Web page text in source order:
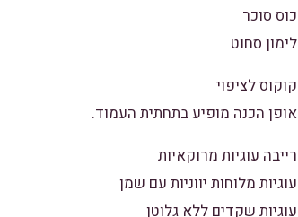
כוס סוכר
לימון סחוט
קוקוס לציפוי
אופן הכנה מופיע בתחתית העמוד.
רייבה עוגיות מרוקאיות
עוגיות מלוחות יווניות עם שמן
עוגיות שקדים ללא גלוטן